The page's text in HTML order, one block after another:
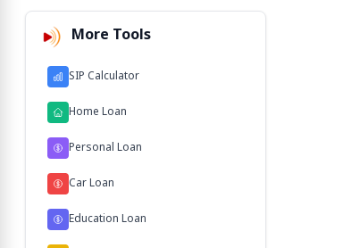
More Tools
SIP Calculator
Home Loan
Personal Loan
Car Loan
Education Loan